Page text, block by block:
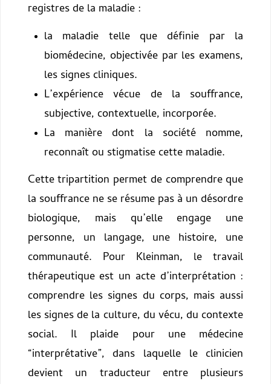
registres de la maladie :
la maladie telle que définie par la
biomédecine, objectivée par les examens,
les signes cliniques.
L’expérience vécue de la souffrance,
subjective, contextuelle, incorporée.
La manière dont la société nomme,
reconnaît ou stigmatise cette maladie.
Cette tripartition permet de comprendre que
la souffrance ne se résume pas à un désordre
biologique, mais qu’elle engage une
personne, un langage, une histoire, une
communauté. Pour Kleinman, le travail
thérapeutique est un acte d’interprétation :
comprendre les signes du corps, mais aussi
les signes de la culture, du vécu, du contexte
social. Il plaide pour une médecine
“interprétative”, dans laquelle le clinicien
devient un traducteur entre plusieurs